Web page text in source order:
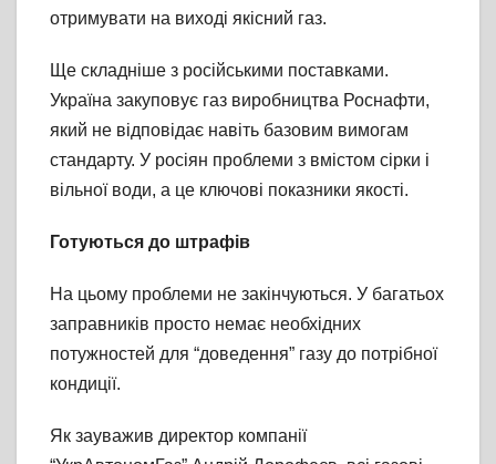
отримувати на виході якісний газ.
Ще складніше з російськими поставками.
Україна закуповує газ виробництва Роснафти,
який не відповідає навіть базовим вимогам
стандарту. У росіян проблеми з вмістом сірки і
вільної води, а це ключові показники якості.
Готуються до штрафів
На цьому проблеми не закінчуються. У багатьох
заправників просто немає необхідних
потужностей для “доведення” газу до потрібної
кондиції.
Як зауважив директор компанії